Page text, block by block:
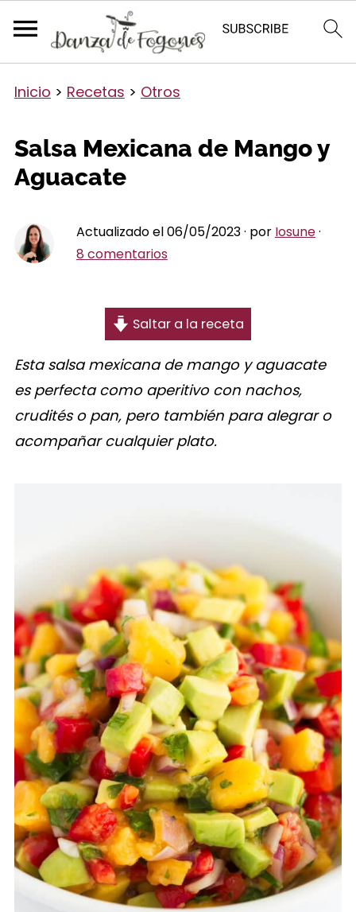
Inicio > Recetas > Otros
Salsa Mexicana de Mango y
Aguacate
Actualizado el 06/05/2023 · por Iosune·
8 comentarios
Saltar a la receta
Esta salsa mexicana de mango y aguacate
es perfecta como aperitivo con nachos,
crudités o pan, pero también para alegrar o
acompañar cualquier plato.